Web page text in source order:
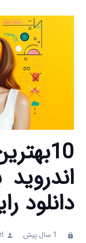
دانلود
clock 1 سال پیش person